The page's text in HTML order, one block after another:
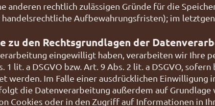
anderen rechtlich zulässigen Gründe für die
handelsrechtliche Aufbewahrungsfristen); im
zu den Rechtsgrundlagen der
eingewilligt haben, verarbeiten wir Ihre
1 lit. a DSGVO bzw. Art. 9 Abs. 2 lit. a DSGVO,
werden. Im Falle einer ausdrücklichen
die Datenverarbeitung außerdem auf Grundlage
Cookies oder in den Zugriff auf Informationen in